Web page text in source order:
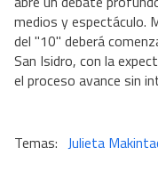
medios y espectáculo.
del "10" deberá
San Isidro, con la
el proceso avance sin
Julieta